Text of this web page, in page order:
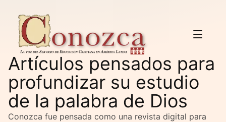
Artículos pensados para
profundizar su estudio
de la palabra de Dios
Conozca fue pensada como una revista digital para